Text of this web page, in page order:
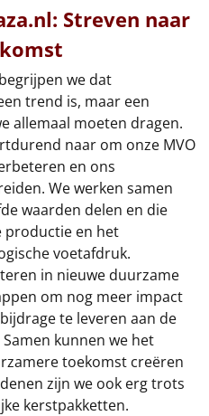
Streven naar
we dat
trend is, maar een
allemaal moeten dragen.
naar om onze MVO
en ons
We werken samen
waarden delen en die
productie en het
voetafdruk.
in nieuwe duurzame
om nog meer impact
te leveren aan de
kunnen we het
toekomst creëren
zijn we ook erg trots
kerstpakketten.